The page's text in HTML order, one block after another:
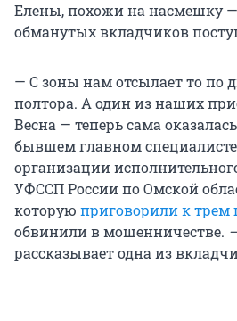
Елены, похожи на насмешку —
обманутых вкладчиков
— С зоны нам отсылает то по
полтора. А один из наших
Весна — теперь сама
бывшем главном
организации
УФССП России по Омской
которую приговорили к трем
обвинили в мошенничестве.
рассказывает одна из